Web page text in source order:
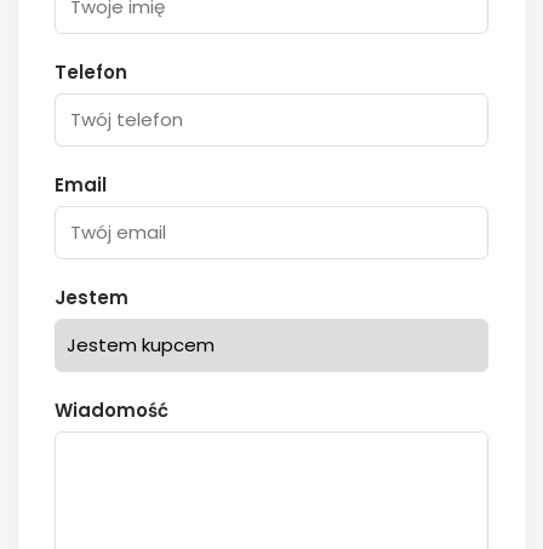
Telefon
Email
Jestem
Wiadomość